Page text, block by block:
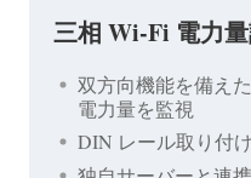
三相 Wi-Fi 電力
双方向機能を備え
電力量を監視
DIN レール取り付